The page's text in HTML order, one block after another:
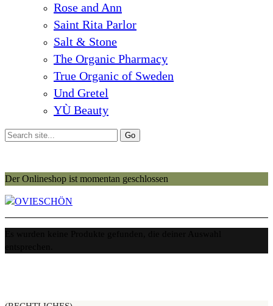
Rose and Ann
Saint Rita Parlor
Salt & Stone
The Organic Pharmacy
True Organic of Sweden
Und Gretel
YÙ Beauty
Der Onlineshop ist momentan geschlossen